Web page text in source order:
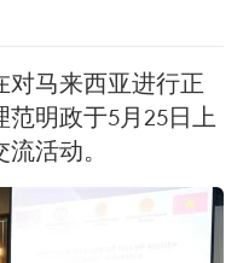
对马来西亚进行正
明政于5月25日上
活动。